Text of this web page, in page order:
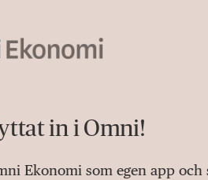
in i Omni!
Ekonomi som egen app och